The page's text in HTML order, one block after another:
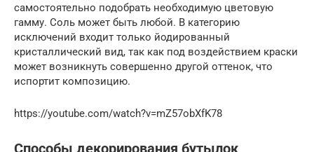
самостоятельно подобрать необходимую цветовую
гамму. Соль может быть любой. В категорию
исключений входит только йодированный
кристаллический вид, так как под воздействием краски
может возникнуть совершенно другой оттенок, что
испортит композицию.
https://youtube.com/watch?v=mZ57obXfK78